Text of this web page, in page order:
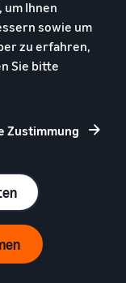
articole
cu
um Ihnen
sowie um
zu erfahren,
Sie bitte
Zustimmung